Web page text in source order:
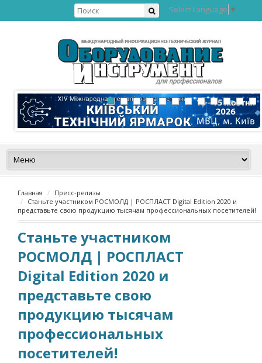
Select Language ▼
Главная
Пресс-релизы
Станьте участником РОСМОЛД | РОСПЛАСТ Digital Edition 2020 и
представьте свою продукцию тысячам профессиональных посетителей!
Станьте участником
РОСМОЛД | РОСПЛАСТ
Digital Edition 2020 и
представьте свою
продукцию тысячам
профессиональных
посетителей!